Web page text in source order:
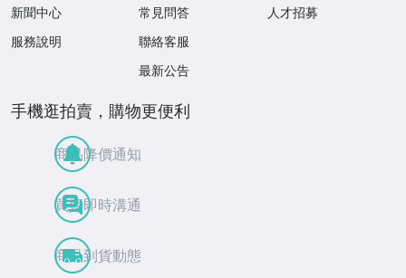
新聞中心
服務說明
常見問答
聯絡客服
最新公告
人才招募
手機逛拍賣，購物更便利
商品降價通知
買賣即時溝通
商品到貨動態